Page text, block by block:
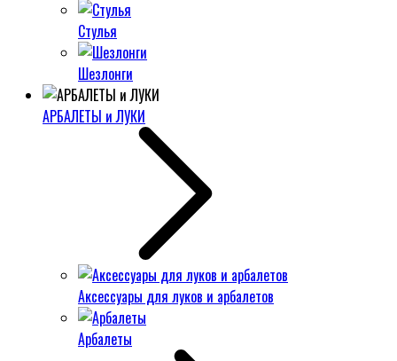
Стулья
Шезлонги
АРБАЛЕТЫ и ЛУКИ
Аксессуары для луков и арбалетов
Арбалеты